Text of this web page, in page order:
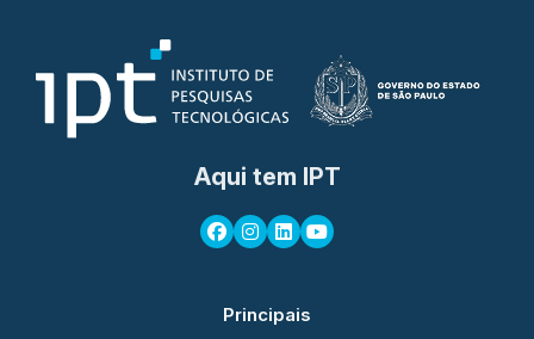
Aqui tem IPT
Principais